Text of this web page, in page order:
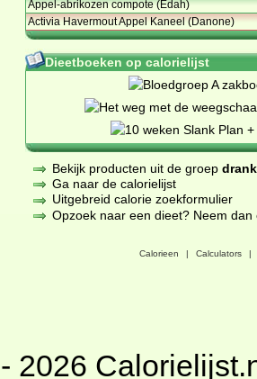
Appel-abrikozen compote (Edah)
Activia Havermout Appel Kaneel (Danone)
Dieetboeken op calorielijst
Bekijk producten uit de groep
Ga naar de calorielijst
Uitgebreid calorie zoekformulier
Opzoek naar een dieet? Neem
Calorieen | Calculators |
2026